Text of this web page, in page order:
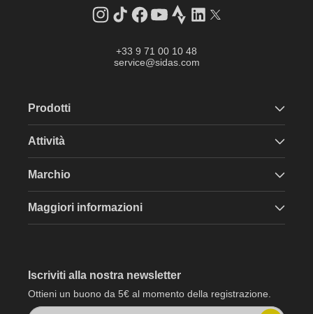
Instagram
TikTokFacebook
YouTube
StravaLinkedInTwitter
+33 9 71 00 10 48
service@sidas.com
Prodotti
Attività
Marchio
Maggiori informazioni
Iscriviti alla nostra newsletter
Ottieni un buono da 5€ al momento della registrazione.